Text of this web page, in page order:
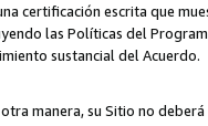
certificación escrita que
las Políticas del
sustancial del Acuerdo.
manera, su Sitio no